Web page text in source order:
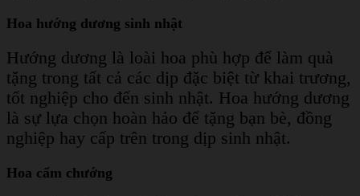
Hoa hướng dương sinh nhật
Hướng dương là loài hoa phù hợp để làm quà
tặng trong tất cả các dịp đặc biệt từ khai trương,
tốt nghiệp cho đến sinh nhật. Hoa hướng dương
là sự lựa chọn hoàn hảo để tặng bạn bè, đồng
nghiệp hay cấp trên trong dịp sinh nhật.
Hoa cẩm chướng